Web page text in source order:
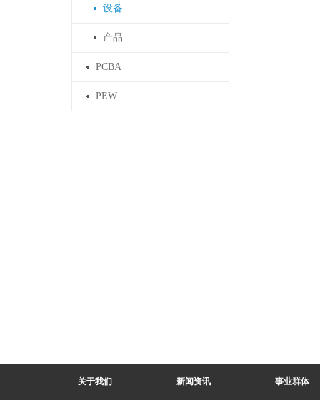
设备
产品
PCBA
PEW
关于我们 新闻资讯 事业群体